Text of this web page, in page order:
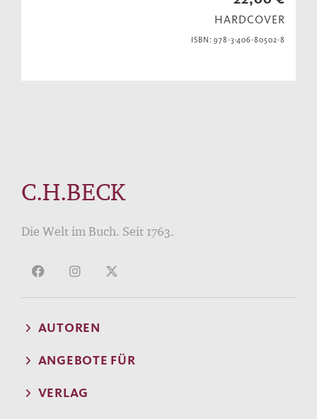
HARDCOVER
ISBN: 978-3-406-80502-8
C.H.BECK
Die Welt im Buch. Seit 1763.
AUTOREN
ANGEBOTE FÜR
VERLAG